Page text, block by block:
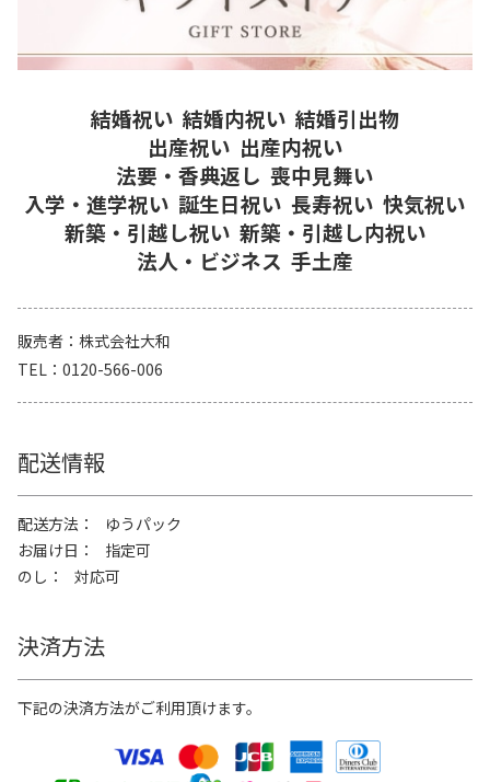
結婚祝い 結婚内祝い 結婚引出物
出産祝い 出産内祝い
法要・香典返し 喪中見舞い
入学・進学祝い 誕生日祝い 長寿祝い 快気祝い
新築・引越し祝い 新築・引越し内祝い
法人・ビジネス 手土産
販売者
株式会社大和
TEL
0120-566-006
配送情報
配送方法
ゆうパック
お届け日
指定可
のし
対応可
決済方法
下記の決済方法がご利用頂けます。